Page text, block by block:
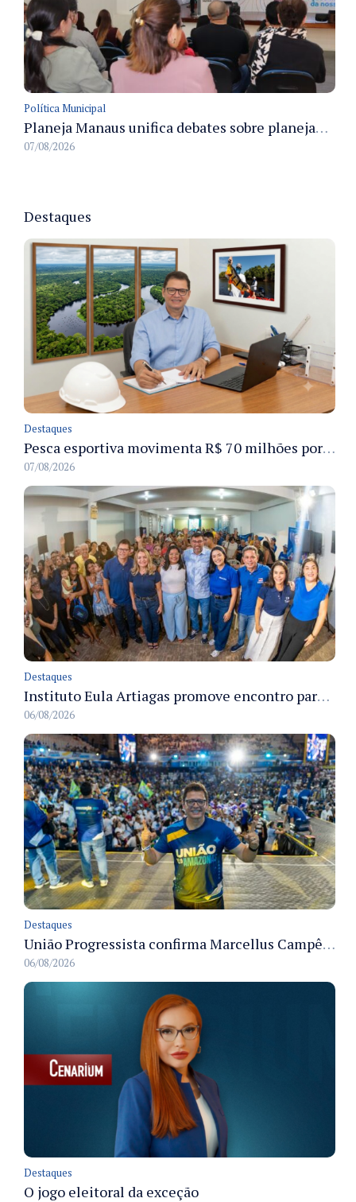
Política Municipal
Planeja Manaus unifica debates sobre planejamento público, orçamento e serviços nos dias 16 e 17 de setembro
07/08/2026
Destaques
Destaques
Pesca esportiva movimenta R$ 70 milhões por ano e ganha espaço na economia sustentável do Amazonas
07/08/2026
Destaques
Instituto Eula Artiagas promove encontro para discutir melhorias para o bairro Petrópolis
06/08/2026
Destaques
União Progressista confirma Marcellus Campêlo como candidato a deputado estadual
06/08/2026
Destaques
O jogo eleitoral da exceção